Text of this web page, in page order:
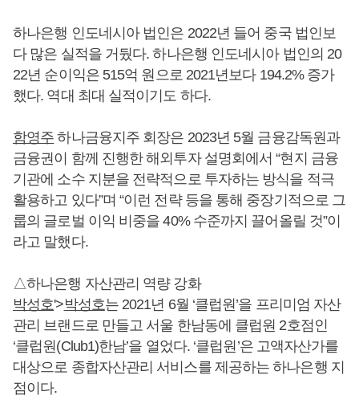
하나은행 인도네시아 법인은 2022년 들어 중국 법인보
다 많은 실적을 거뒀다. 하나은행 인도네시아 법인의 20
22년 순이익은 515억 원으로 2021년보다 194.2% 증가
했다. 역대 최대 실적이기도 하다.
함영주 하나금융지주 회장은 2023년 5월 금융감독원과
금융권이 함께 진행한 해외투자 설명회에서 “현지 금융
기관에 소수 지분을 전략적으로 투자하는 방식을 적극
활용하고 있다”며 “이런 전략 등을 통해 중장기적으로 그
룹의 글로벌 이익 비중을 40% 수준까지 끌어올릴 것”이
라고 말했다.
△하나은행 자산관리 역량 강화
박성호'>박성호는 2021년 6월 ‘클럽원’을 프리미엄 자산
관리 브랜드로 만들고 서울 한남동에 클럽원 2호점인
‘클럽원(Club1)한남’을 열었다. ‘클럽원’은 고액자산가를
대상으로 종합자산관리 서비스를 제공하는 하나은행 지
점이다.